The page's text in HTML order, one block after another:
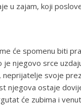
u zajam, koji
će spomenu biti
njegovo srce
neprijatelje svoje
njegova ostaje
će zubima i